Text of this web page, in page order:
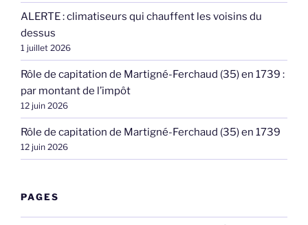
ALERTE : climatiseurs qui chauffent les voisins du
dessus
1 juillet 2026
Rôle de capitation de Martigné-Ferchaud (35) en 1739 :
par montant de l’impôt
12 juin 2026
Rôle de capitation de Martigné-Ferchaud (35) en 1739
12 juin 2026
PAGES